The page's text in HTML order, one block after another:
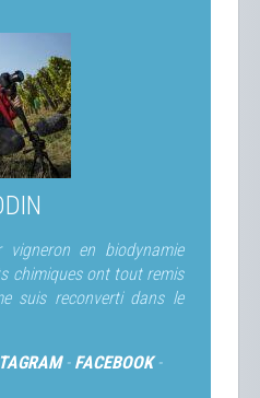
vigneron en biodynamie
chimiques ont tout remis
suis reconverti dans le
- FACEBOOK-